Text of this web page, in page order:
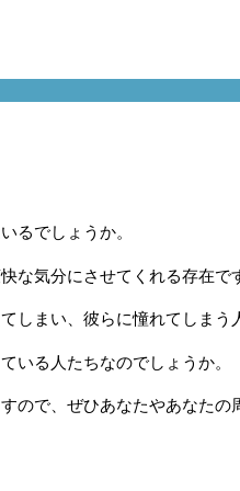
るでしょうか。
な気分にさせてくれる存在で
しまい、彼らに憧れてしまう
いる人たちなのでしょうか。
ので、ぜひあなたやあなた